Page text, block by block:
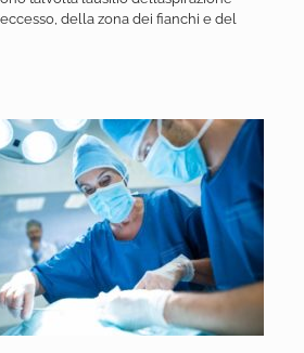
della zona dei fianchi e del